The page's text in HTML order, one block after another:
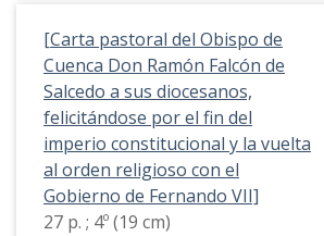
[Carta pastoral del Obispo de
Cuenca Don Ramón Falcón de
Salcedo a sus diocesanos,
felicitándose por el fin del
imperio constitucional y la vuelta
al orden religioso con el
Gobierno de Fernando VII]
27 p. ; 4º (19 cm)